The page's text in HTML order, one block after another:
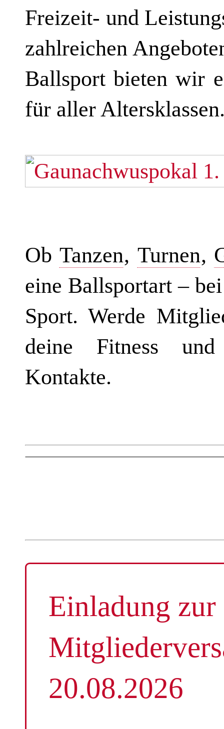
Freizeit- und
zahlreichen
Ballsport bieten wir
für aller
Ob Tanzen, Turnen,
eine Ballsportart –
Sport. Werde
deine Fitness
Kontakte.
Einladung zur
20.08.2026